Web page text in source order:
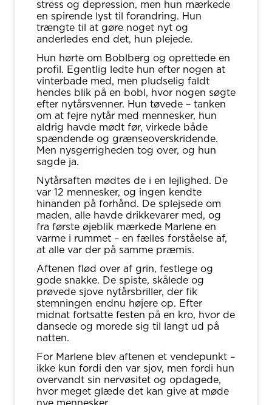
stress og depression, men hun mærkede
en spirende lyst til forandring. Hun
trængte til at gøre noget nyt og
anderledes end det, hun plejede.
Hun hørte om Boblberg og oprettede en
profil. Egentlig ledte hun efter nogen at
vinterbade med, men pludselig faldt
hendes blik på en bobl, hvor nogen søgte
efter nytårsvenner. Hun tøvede – tanken
om at fejre nytår med mennesker, hun
aldrig havde mødt før, virkede både
spændende og grænseoverskridende.
Men nysgerrigheden tog over, og hun
sagde ja.
Nytårsaften mødtes de i en lejlighed. De
var 12 mennesker, og ingen kendte
hinanden på forhånd. De splejsede om
maden, alle havde drikkevarer med, og
fra første øjeblik mærkede Marlene en
varme i rummet – en fælles forståelse af,
at alle var der på samme præmis.
Aftenen flød over af grin, festlege og
gode snakke. De spiste, skålede og
prøvede sjove nytårsbriller, der fik
stemningen endnu højere op. Efter
midnat fortsatte festen på en kro, hvor de
dansede og morede sig til langt ud på
natten.
For Marlene blev aftenen et vendepunkt –
ikke kun fordi den var sjov, men fordi hun
overvandt sin nervøsitet og opdagede,
hvor meget glæde det kan give at møde